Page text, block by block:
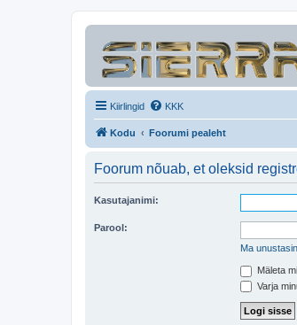
Kiirlingid KKK
Kodu Foorumi pealeht
Foorum nõuab, et oleksid
Kasutajanimi:
Parool:
Ma
Mäleta
Varja